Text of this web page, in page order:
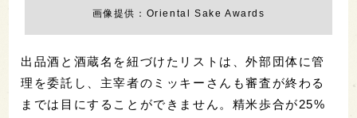
画像提供：Oriental Sake Awards
出品酒と酒蔵名を紐づけたリストは、外部団体に管
理を委託し、主宰者のミッキーさんも審査が終わる
までは目にすることができません。精米歩合が25%